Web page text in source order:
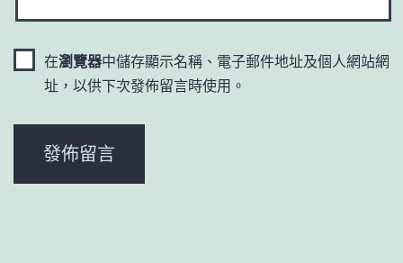
在瀏覽器中儲存顯示名稱、電子郵件地址及個人網站網
址，以供下次發佈留言時使用。